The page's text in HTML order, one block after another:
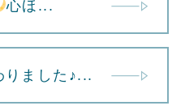
心ほ...
りました♪...